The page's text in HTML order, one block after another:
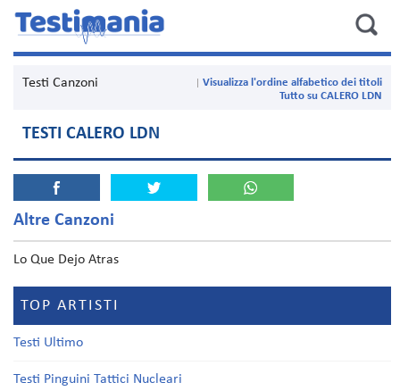
Testi Canzoni
Visualizza l'ordine alfabetico dei titoli
Tutto su CALERO LDN
TESTI CALERO LDN
Altre Canzoni
Lo Que Dejo Atras
TOP ARTISTI
Testi Ultimo
Testi Pinguini Tattici Nucleari